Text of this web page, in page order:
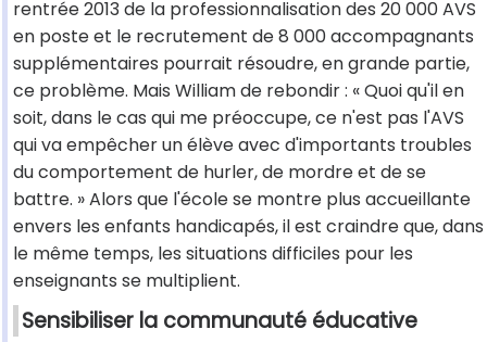
rentrée 2013 de la professionnalisation des 20 000 AVS
en poste et le recrutement de 8 000 accompagnants
supplémentaires pourrait résoudre, en grande partie,
ce problème. Mais William de rebondir : « Quoi qu'il en
soit, dans le cas qui me préoccupe, ce n'est pas l'AVS
qui va empêcher un élève avec d'importants troubles
du comportement de hurler, de mordre et de se
battre. » Alors que l'école se montre plus accueillante
envers les enfants handicapés, il est craindre que, dans
le même temps, les situations difficiles pour les
enseignants se multiplient.
Sensibiliser la communauté éducative